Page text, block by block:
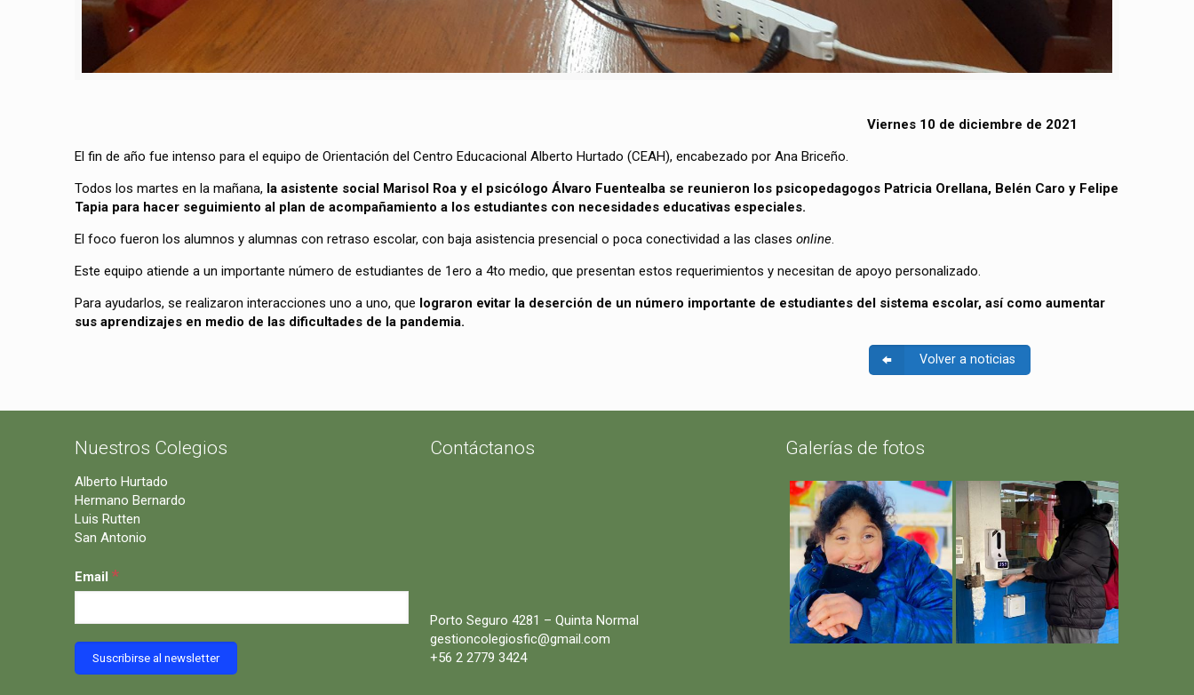
Viernes 10 de diciembre de 2021
El fin de año fue intenso para el equipo de Orientación del Centro Educacional Alberto Hurtado (CEAH), encabezado por Ana Briceño.
Todos los martes en la mañana, la asistente social Marisol Roa y el psicólogo Álvaro Fuentealba se reunieron los psicopedagogos Patricia Orellana, Belén Caro y Felipe
Tapia para hacer seguimiento al plan de acompañamiento a los estudiantes con necesidades educativas especiales.
El foco fueron los alumnos y alumnas con retraso escolar, con baja asistencia presencial o poca conectividad a las clases online.
Este equipo atiende a un importante número de estudiantes de 1ero a 4to medio, que presentan estos requerimientos y necesitan de apoyo personalizado.
Para ayudarlos, se realizaron interacciones uno a uno, que lograron evitar la deserción de un número importante de estudiantes del sistema escolar, así como aumentar
sus aprendizajes en medio de las dificultades de la pandemia.
Volver a noticias
Nuestros Colegios
Alberto Hurtado
Hermano Bernardo
Luis Rutten
San Antonio
Email *
Contáctanos
Porto Seguro 4281 – Quinta Normal
gestioncolegiosfic@gmail.com
+56 2 2779 3424
Galerías de fotos